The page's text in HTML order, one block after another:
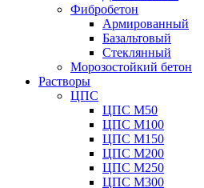
Фибробетон
Армированный
Базальтовый
Стеклянный
Морозостойкий бетон
Растворы
ЦПС
ЦПС М50
ЦПС М100
ЦПС М150
ЦПС М200
ЦПС М250
ЦПС М300